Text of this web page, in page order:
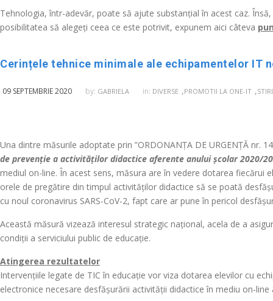
Tehnologia, într-adevăr, poate să ajute substanțial în acest caz.
posibilitatea să alegeți ceea ce este potrivit, expunem aici câteva
Cerințele tehnice minimale ale echipamentelor IT
09 SEPTEMBRIE 2020 by: GABRIELA in: DIVERSE ,PROMOTII LA ONE-IT ,STIRI
Una dintre măsurile adoptate prin ”ORDONANȚA DE URGENȚĂ nr.
de prevenție a activităților didactice aferente anului școlar 2020/
mediul on-line. În acest sens, măsura are în vedere dotarea
orele de pregătire din timpul activităților didactice să se poată
cu noul coronavirus SARS-CoV-2, fapt care ar pune în pericol
Această măsură vizează interesul strategic național, acela de a
condiții a serviciului public de educație.
Atingerea rezultatelor
Intervenţiile legate de TIC în educație vor viza dotarea elevilor cu
electronice necesare desfășurării activității didactice în mediu on-